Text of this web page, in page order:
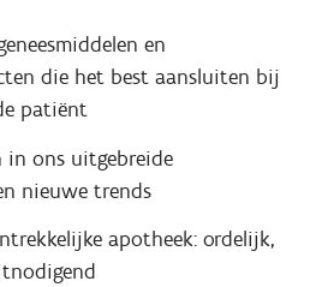
en
die het best aansluiten bij
patiënt
in ons uitgebreide
nieuwe trends
apotheek: ordelijk,